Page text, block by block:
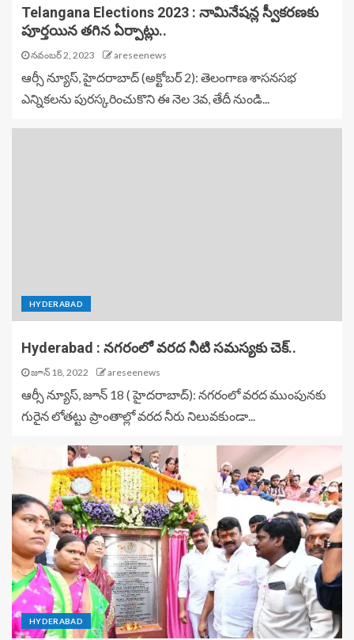
Telangana Elections 2023 : నామినేషన్ల స్వీకరణకు
పూర్తయిన తగిన ఏర్పాట్లు..
నవంబర్ 2, 2023 areseenews
ఆర్సీ న్యూస్, హైదరాబాద్ (అక్టోబర్ 2): తెలంగాణ శాసనసభ
ఎన్నికలను పురస్కరించుకొని ఈ నెల 3వ, తేదీ నుండి...
HYDERABAD
Hyderabad : నగరంలో వరద నీటి సమస్యకు చెక్..
జూన్ 18, 2022 areseenews
ఆర్సీ న్యూస్, జూన్ 18 ( హైదరాబాద్): నగరంలో వరద ముంపునకు
గురైన లోతట్టు ప్రాంతాల్లో వరద నీరు నిలువకుండా...
HYDERABAD